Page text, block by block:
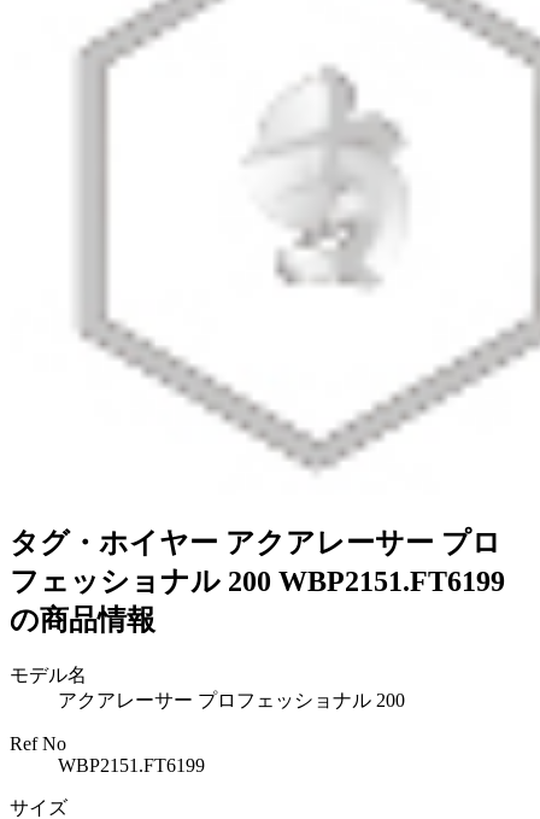
タグ・ホイヤー アクアレーサー プロ
フェッショナル 200 WBP2151.FT6199
の商品情報
モデル名
アクアレーサー プロフェッショナル 200
Ref No
WBP2151.FT6199
サイズ